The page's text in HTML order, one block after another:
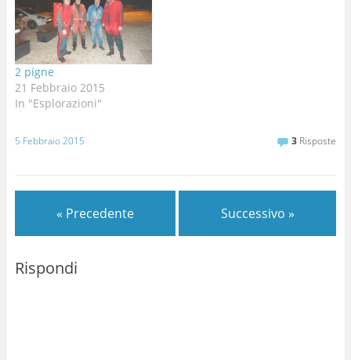
2 pigne
21 Febbraio 2015
In "Esplorazioni"
5 Febbraio 2015 3 Risposte
« Precedente Successivo »
Rispondi